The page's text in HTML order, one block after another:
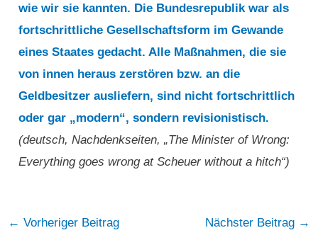
wie wir sie kannten. Die Bundesrepublik war als
fortschrittliche Gesellschaftsform im Gewande
eines Staates gedacht. Alle Maßnahmen, die sie
von innen heraus zerstören bzw. an die
Geldbesitzer ausliefern, sind nicht fortschrittlich
oder gar „modern“, sondern revisionistisch.
(deutsch, Nachdenkseiten, „The Minister of Wrong:
Everything goes wrong at Scheuer without a hitch“)
Post
← Vorheriger Beitrag Nächster Beitrag →